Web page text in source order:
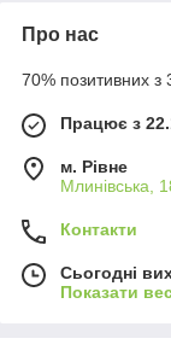
Про нас
70% позитивних з
Працює з
м. Рівне
Млинівська,
Контакти
Сьогодні
Показати